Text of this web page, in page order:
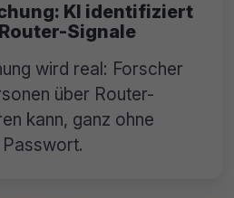
KI identifiziert
Signale
wird real: Forscher
über Router-
kann, ganz ohne